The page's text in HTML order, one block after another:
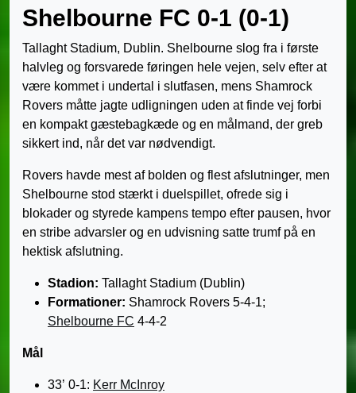
Shelbourne FC 0-1 (0-1)
Tallaght Stadium, Dublin. Shelbourne slog fra i første
halvleg og forsvarede føringen hele vejen, selv efter at
være kommet i undertal i slutfasen, mens Shamrock
Rovers måtte jagte udligningen uden at finde vej forbi
en kompakt gæstebagkæde og en målmand, der greb
sikkert ind, når det var nødvendigt.
Rovers havde mest af bolden og flest afslutninger, men
Shelbourne stod stærkt i duelspillet, ofrede sig i
blokader og styrede kampens tempo efter pausen, hvor
en stribe advarsler og en udvisning satte trumf på en
hektisk afslutning.
Stadion: Tallaght Stadium (Dublin)
Formationer: Shamrock Rovers 5-4-1;
Shelbourne FC 4-4-2
Mål
33’ 0-1: Kerr McInroy